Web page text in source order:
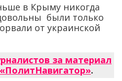
в Крыму никогда
были только
от украинской
за материал
.